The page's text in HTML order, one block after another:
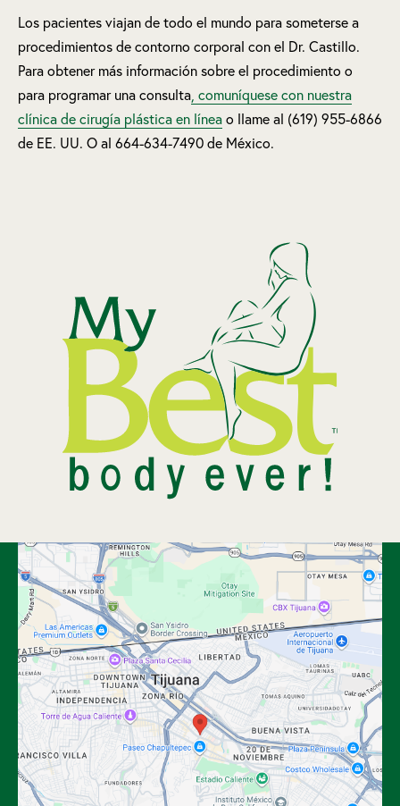
Los pacientes viajan de todo el mundo para someterse a
procedimientos de contorno corporal con el Dr. Castillo.
Para obtener más información sobre el procedimiento o
para programar una consulta, comuníquese con nuestra
clínica de cirugía plástica en línea o llame al (619) 955-6866
de EE. UU. O al 664-634-7490 de México.